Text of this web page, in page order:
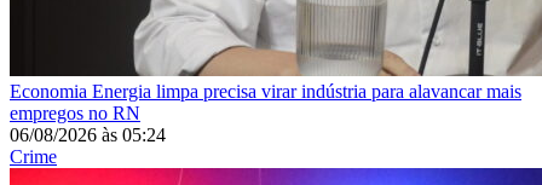
Economia Energia limpa precisa virar indústria para alavancar mais
empregos no RN
06/08/2026 às 05:24
Crime